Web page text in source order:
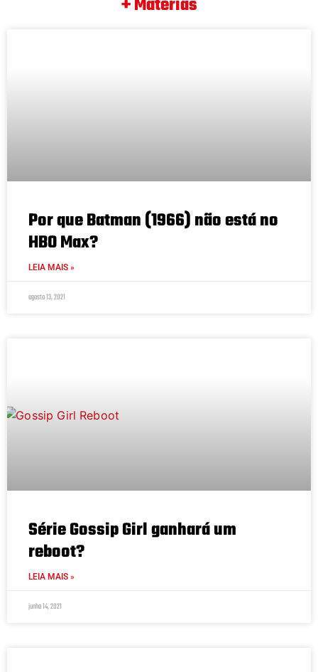
+ Matérias
Por que Batman (1966) não está no
HBO Max?
LEIA MAIS »
agosto 13, 2021
Série Gossip Girl ganhará um
reboot?
LEIA MAIS »
junho 14, 2021